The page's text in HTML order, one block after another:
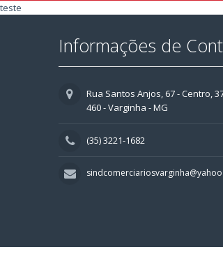
teste
Informações de
Rua Santos Anjos, 67 - Centro,
460 - Varginha - MG
(35) 3221-1682